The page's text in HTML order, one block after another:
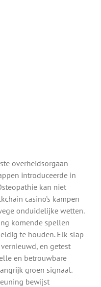
overheidsorgaan
introduceerde in
kan niet
casino’s kampen
onduidelijke wetten.
komende spellen
te houden. Elk slap
en getest
en betrouwbare
groen signaal.
bewijst